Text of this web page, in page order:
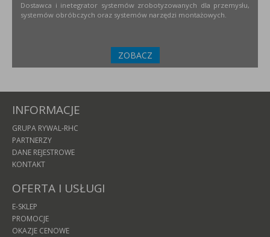
Dostawca i inetegrator systemów zrobotyzowanych dla przemysłu,
systemów obróbczych oraz systemów narzędzi montażowych.
ZOBACZ
INFORMACJE
GRUPA RYWAL-RHC
PARTNERZY
DANE REJESTROWE
KONTAKT
OFERTA I USŁUGI
E-SKLEP
PROMOCJE
OKAZJE CENOWE